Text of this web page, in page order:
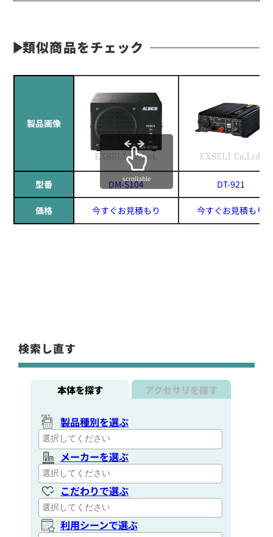
類似商品をチェック
製品画像
型番 DM-S104 DT-921
価格 今すぐお見積もり 今すぐお見積もり
scrollable
検索し直す
本体を探す アクセサリを探す
製品種別を選ぶ
メーカーを選ぶ
こだわりで選ぶ
利用シーンで選ぶ